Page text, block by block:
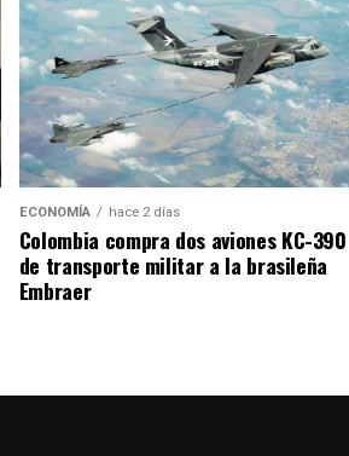
ECONOMÍA hace 2 días
Colombia compra dos aviones KC-390
de transporte militar a la brasileña
Embraer